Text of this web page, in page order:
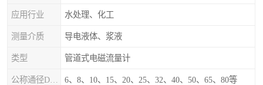
应用行业 水处理、化工
测量介质 导电液体、浆液
类型 管道式电磁流量计
6、8、10、15、20、25、32、40、50、65、80等